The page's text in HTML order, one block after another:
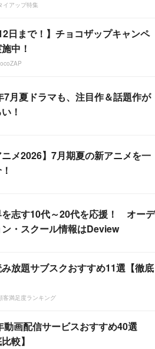
イアップ特集
日まで！】チョコザップキャンペ
中！
7月夏ドラマも、注目作＆話題作が
！
ニメ2026】7月期夏の新アニメを一
を志す10代～20代を応援！ オーデ
ン・スクール情報はDeview
放題サブスクおすすめ11選【徹底
客満足度ランキング
動画配信サービスおすすめ40選
較】